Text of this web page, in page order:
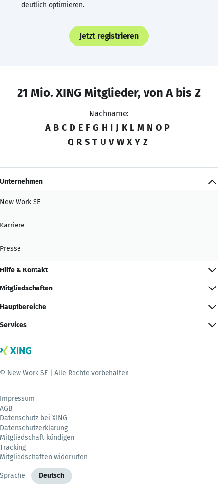
deutlich optimieren.
Jetzt registrieren
21 Mio. XING Mitglieder, von A bis Z
Nachname:
A B C D E F G H I J K L M N O P
Q R S T U V W X Y Z
Unternehmen
New Work SE
Karriere
Presse
Hilfe & Kontakt
Mitgliedschaften
Hauptbereiche
Services
© New Work SE | Alle Rechte vorbehalten
Impressum
AGB
Datenschutz bei XING
Datenschutzerklärung
Mitgliedschaft kündigen
Tracking
Mitgliedschaften widerrufen
Sprache Deutsch